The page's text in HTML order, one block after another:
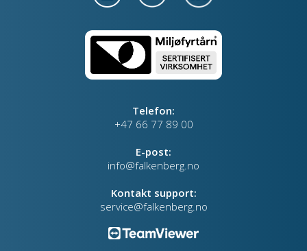
Telefon:
+47 66 77 89 00
E-post:
info@falkenberg.no
Kontakt support:
service@falkenberg.no